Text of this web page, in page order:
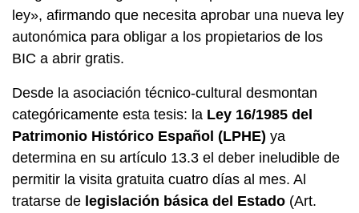
ley», afirmando que necesita aprobar una nueva ley
autonómica para obligar a los propietarios de los
BIC a abrir gratis.
Desde la asociación técnico-cultural desmontan
categóricamente esta tesis: la Ley 16/1985 del
Patrimonio Histórico Español (LPHE) ya
determina en su artículo 13.3 el deber ineludible de
permitir la visita gratuita cuatro días al mes. Al
tratarse de legislación básica del Estado (Art.